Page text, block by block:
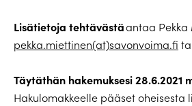
Lisätietoja tehtävästäantaa Pekka
pekka.miettinen(at)savonvoima.fi
Täytäthän hakemuksesi 28.6.2021
Hakulomakkeelle pääset oheisesta